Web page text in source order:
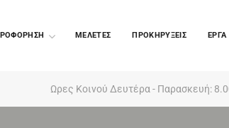
ΜΕΛΕΤΕΣ ΠΡΟΚΗΡΥΞΕΙΣ EΡΓΑ
Ωρες Κοινού Δευτέρα - Παρασκευή: